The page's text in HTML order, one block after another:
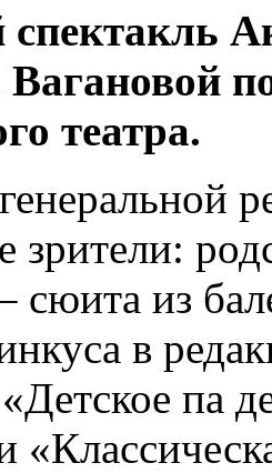
театра.
зрители:
сюита из
в
па